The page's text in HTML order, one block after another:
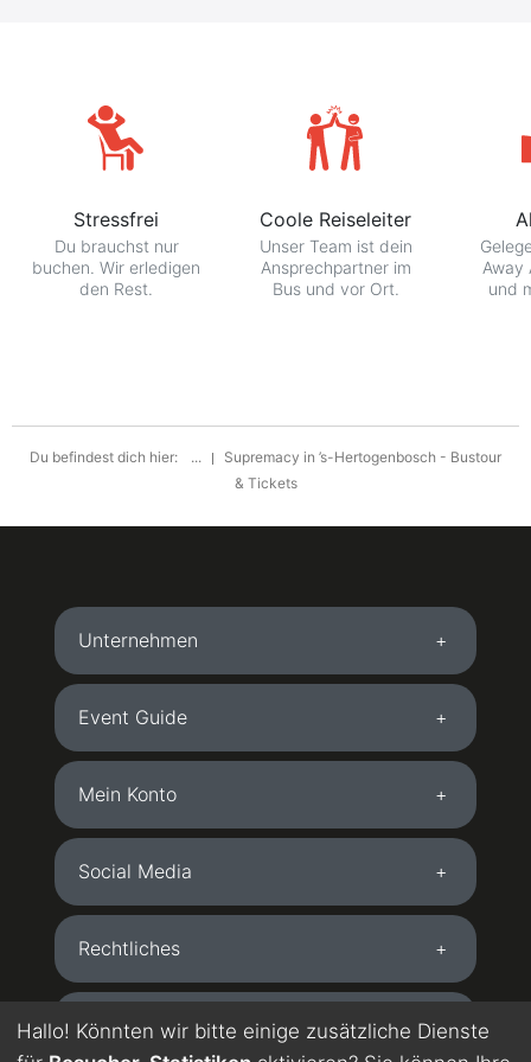
Stressfrei
Du brauchst nur
buchen. Wir erledigen
den Rest.
Coole Reiseleiter
Unser Team ist dein
Ansprechpartner im
Bus und vor Ort.
Away
und
Du befindest dich hier: ...
Supremacy in ’s-Hertogenbosch - Bustour
& Tickets
Unternehmen
Event Guide
Mein Konto
Social Media
Rechtliches
Kostenlose App
Hallo! Könnten wir bitte einige zusätzliche Dienste